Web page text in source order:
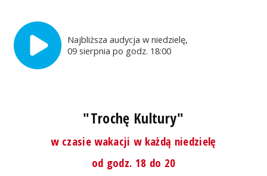
Najbliższa audycja w niedzielę,
09 sierpnia po godz. 18:00
"Trochę Kultury"
w czasie wakacji w każdą niedzielę
od godz. 18 do 20